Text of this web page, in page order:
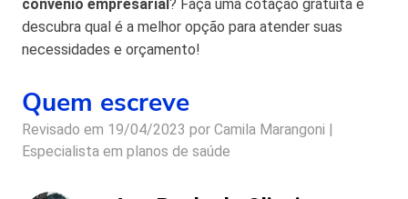
convênio empresarial? Faça uma cotação gratuita e
descubra qual é a melhor opção para atender suas
necessidades e orçamento!
Quem escreve
Revisado em 19/04/2023 por Camila Marangoni |
Especialista em planos de saúde